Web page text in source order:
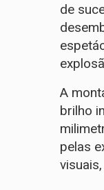
de
​A
brilho
pelas